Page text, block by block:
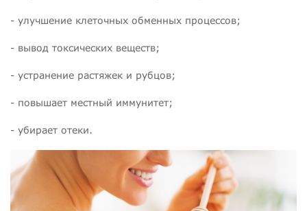
- улучшение клеточных обменных процессов;
- вывод токсических веществ;
- устранение растяжек и рубцов;
- повышает местный иммунитет;
- убирает отеки.